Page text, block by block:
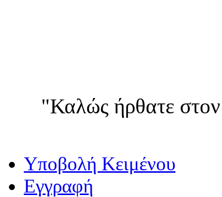
"Καλώς ήρθατε
Yποβολή Κειμένου
Εγγραφή